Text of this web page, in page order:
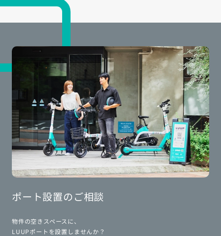
ポート設置のご相談
物件の空きスペースに、
LUUPポートを設置しませんか？